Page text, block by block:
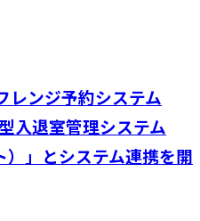
レンジ予約システム
入退室管理システム
）」とシステム連携を開